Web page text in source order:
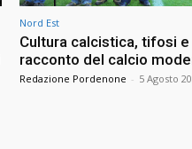
Nord Est
Cultura calcistica, tifosi e
racconto del calcio
Redazione Pordenone - 5 Agosto